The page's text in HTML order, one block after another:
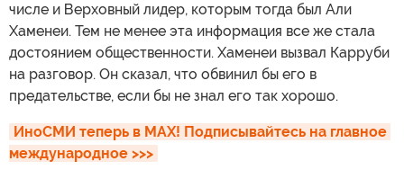
числе и Верховный лидер, которым тогда был Али
Хаменеи. Тем не менее эта информация все же стала
достоянием общественности. Хаменеи вызвал Карруби
на разговор. Он сказал, что обвинил бы его в
предательстве, если бы не знал его так хорошо.
ИноСМИ теперь в MAX! Подписывайтесь на главное
международное >>>